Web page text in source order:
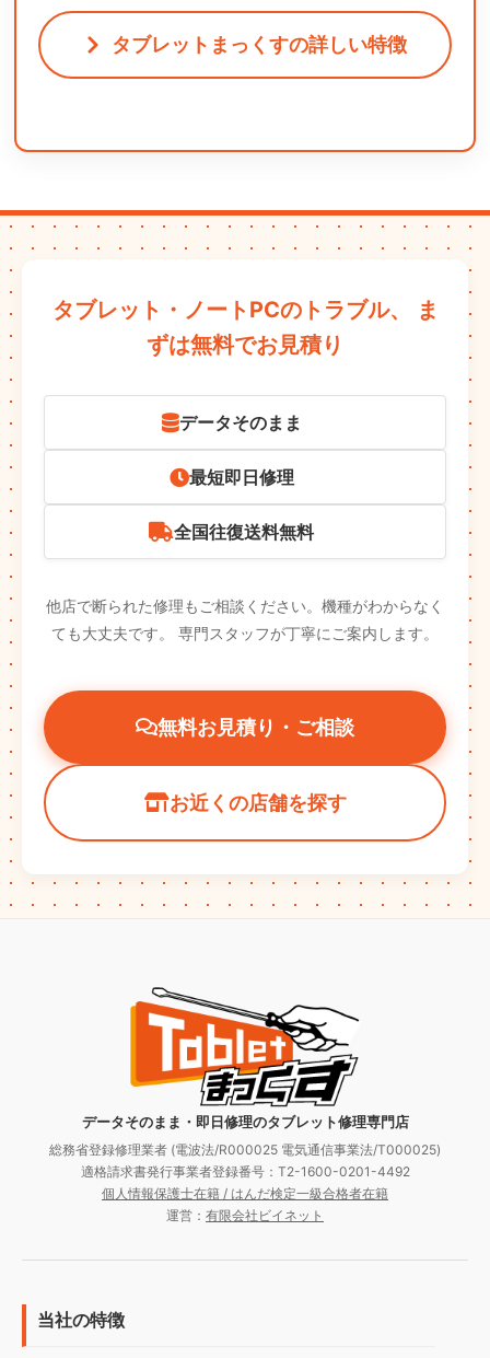
タブレットまっくすの詳しい特徴
タブレット・ノートPCのトラブル、
ま
ずは無料でお見積り
データそのまま
最短即日修理
全国往復送料無料
他店で断られた修理もご相談ください。機種がわからなく
ても大丈夫です。
専門スタッフが丁寧にご案内します。
無料お見積り・ご相談
お近くの店舗を探す
データそのまま・即日修理のタブレット修理専門店
総務省登録修理業者 (電波法/R000025 電気通信事業法/T000025)
適格請求書発行事業者登録番号：T2-1600-0201-4492
個人情報保護士在籍 / はんだ検定一級合格者在籍
運営： 有限会社ビイネット
当社の特徴